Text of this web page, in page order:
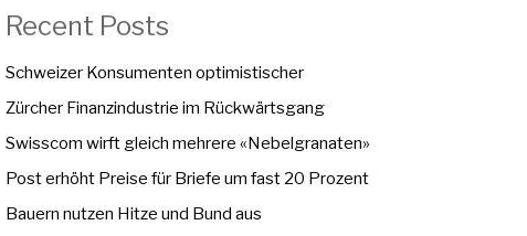
Recent Posts
Schweizer Konsumenten optimistischer
Zürcher Finanzindustrie im Rückwärtsgang
Swisscom wirft gleich mehrere «Nebelgranaten»
Post erhöht Preise für Briefe um fast 20 Prozent
Bauern nutzen Hitze und Bund aus